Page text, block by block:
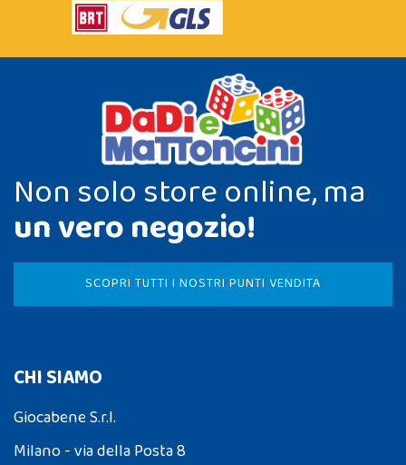
Non solo store online, ma
un vero negozio!
SCOPRI TUTTI I NOSTRI PUNTI VENDITA
CHI SIAMO
Giocabene S.r.l.
Milano - via della Posta 8